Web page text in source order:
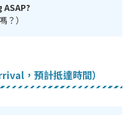
？）
，預計抵達時間）